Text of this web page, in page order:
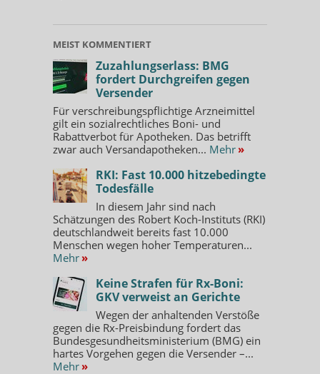
MEIST KOMMENTIERT
Zuzahlungserlass: BMG
fordert Durchgreifen gegen
Versender
Für verschreibungspflichtige Arzneimittel
gilt ein sozialrechtliches Boni- und
Rabattverbot für Apotheken. Das betrifft
zwar auch Versandapotheken... Mehr »
RKI: Fast 10.000 hitzebedingte
Todesfälle
In diesem Jahr sind nach
Schätzungen des Robert Koch-Instituts (RKI)
deutschlandweit bereits fast 10.000
Menschen wegen hoher Temperaturen...
Mehr »
Keine Strafen für Rx-Boni:
GKV verweist an Gerichte
Wegen der anhaltenden Verstöße
gegen die Rx-Preisbindung fordert das
Bundesgesundheitsministerium (BMG) ein
hartes Vorgehen gegen die Versender –...
Mehr »